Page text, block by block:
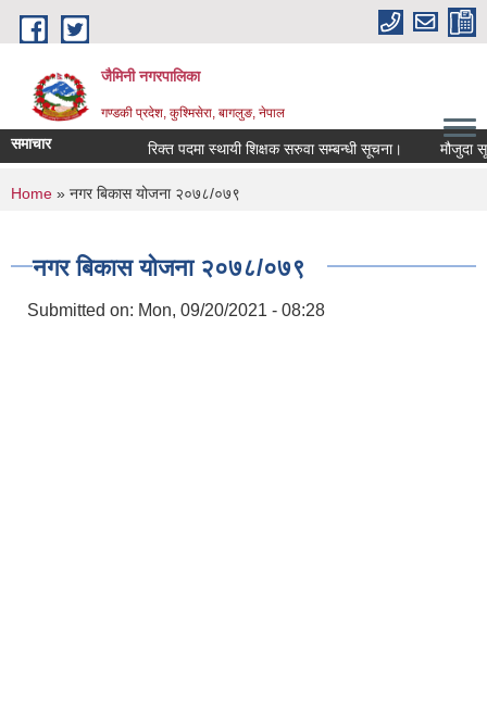
Skip to main content
जैमिनी नगरपालिका
गण्डकी प्रदेश, कुश्मिसेरा, बागलुङ, नेपाल
समाचार रिक्त पदमा स्थायी शिक्षक सरुवा सम्बन्धी सूचना। मौजुदा
You are here
Home » नगर बिकास योजना २०७८/०७९
नगर बिकास योजना २०७८/०७९
Submitted on: Mon, 09/20/2021 - 08:28